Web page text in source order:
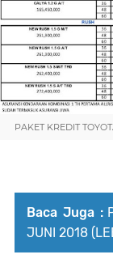
PAKET KREDIT
Baca Juga :
JUNI 2018